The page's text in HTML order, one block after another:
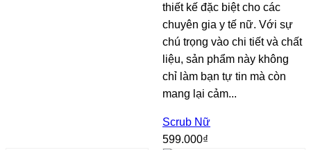
thiết kế đặc biệt cho các
chuyên gia y tế nữ. Với sự
chú trọng vào chi tiết và chất
liệu, sản phẩm này không
chỉ làm bạn tự tin mà còn
mang lại cảm...
Scrub Nữ
599.000₫